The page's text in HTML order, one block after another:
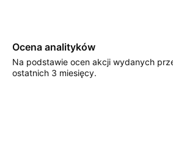
Ocena analityków
Na podstawie ocen akcji wydanych
ostatnich 3 miesięcy.